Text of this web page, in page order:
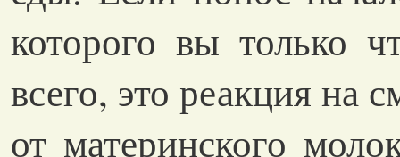
которого вы только
всего, это реакция на
от материнского